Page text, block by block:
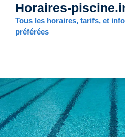
Aller
contenu
Horaires-
Tous les horaires, tarifs, et
préférées